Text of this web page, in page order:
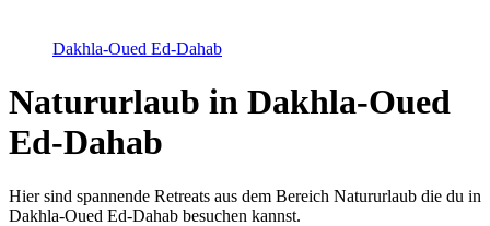
Dakhla-Oued Ed-Dahab
Natururlaub in Dakhla-Oued
Ed-Dahab
Hier sind spannende Retreats aus dem Bereich Natururlaub die du in
Dakhla-Oued Ed-Dahab besuchen kannst.